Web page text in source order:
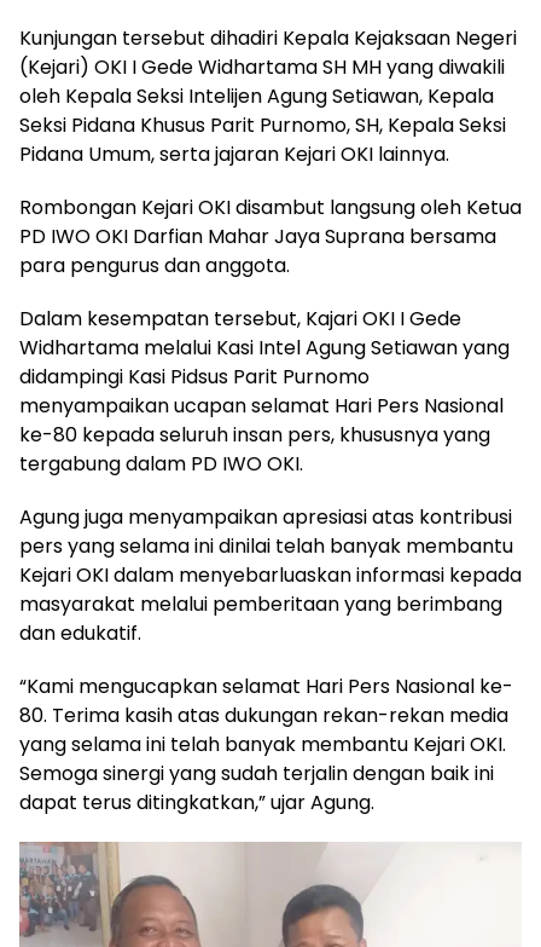
Kunjungan tersebut dihadiri Kepala Kejaksaan Negeri
(Kejari) OKI I Gede Widhartama SH MH yang diwakili
oleh Kepala Seksi Intelijen Agung Setiawan, Kepala
Seksi Pidana Khusus Parit Purnomo, SH, Kepala Seksi
Pidana Umum, serta jajaran Kejari OKI lainnya.
Rombongan Kejari OKI disambut langsung oleh Ketua
PD IWO OKI Darfian Mahar Jaya Suprana bersama
para pengurus dan anggota.
Dalam kesempatan tersebut, Kajari OKI I Gede
Widhartama melalui Kasi Intel Agung Setiawan yang
didampingi Kasi Pidsus Parit Purnomo
menyampaikan ucapan selamat Hari Pers Nasional
ke-80 kepada seluruh insan pers, khususnya yang
tergabung dalam PD IWO OKI.
Agung juga menyampaikan apresiasi atas kontribusi
pers yang selama ini dinilai telah banyak membantu
Kejari OKI dalam menyebarluaskan informasi kepada
masyarakat melalui pemberitaan yang berimbang
dan edukatif.
“Kami mengucapkan selamat Hari Pers Nasional ke-
80. Terima kasih atas dukungan rekan-rekan media
yang selama ini telah banyak membantu Kejari OKI.
Semoga sinergi yang sudah terjalin dengan baik ini
dapat terus ditingkatkan,” ujar Agung.